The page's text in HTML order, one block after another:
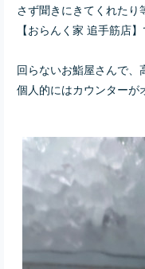
さず聞きにきてくれた
【おらんく家 追手筋店
回らないお鮨屋さんで、
個人的にはカウンターが